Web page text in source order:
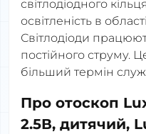
світлодіодного
освітленість в
Світлодіоди
постійного струму.
більший термін
Про отоскоп
2.5В, дитячий,